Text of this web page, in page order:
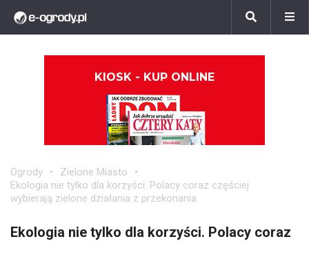
KIOSK - KUP ONLINE
Ogrody
Zielone Miasto
Ekologia nie tylko dla korzyści. Polacy coraz częściej
wybierają zielone działania z przekonania
Ekologia nie tylko dla korzyści. Polacy coraz